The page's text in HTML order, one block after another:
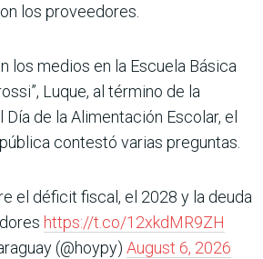
los proveedores.
los medios en la Escuela Básica
Luque, al término de la
de la Alimentación Escolar, el
contestó varias preguntas.
el déficit fiscal, el 2028 y la deuda
https://t.co/12xkdMR9ZH
(@hoypy) August 6, 2026